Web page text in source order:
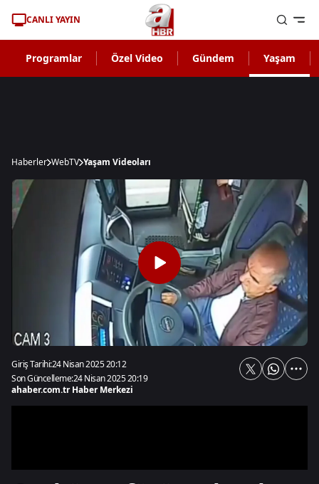
CANLI YAYIN
Programlar Özel Video Gündem Yaşam
Haberler WebTV Yaşam Videoları
Giriş Tarihi:24 Nisan 2025 20:12
Son Güncelleme:24 Nisan 2025 20:19
ahaber.com.tr Haber Merkezi